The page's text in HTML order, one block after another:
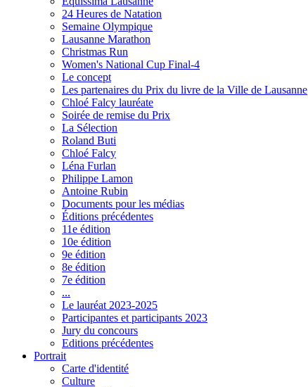
24 Heures de Natation
Semaine Olympique
Lausanne Marathon
Christmas Run
Women's National Cup Final-4
Le concept
Les partenaires du Prix du livre de la Ville de Lausanne
Chloé Falcy lauréate
Soirée de remise du Prix
La Sélection
Roland Buti
Chloé Falcy
Léna Furlan
Philippe Lamon
Antoine Rubin
Documents pour les médias
Éditions précédentes
11e édition
10e édition
9e édition
8e édition
7e édition
...
Le lauréat 2023-2025
Participantes et participants 2023
Jury du concours
Editions précédentes
Portrait
Carte d'identité
Culture